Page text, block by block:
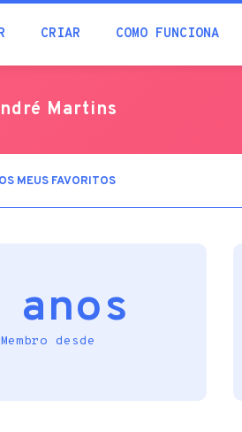
CRIAR COMO FUNCIONA
Martins
OS MEUS FAVORITOS
anos
Membro desde